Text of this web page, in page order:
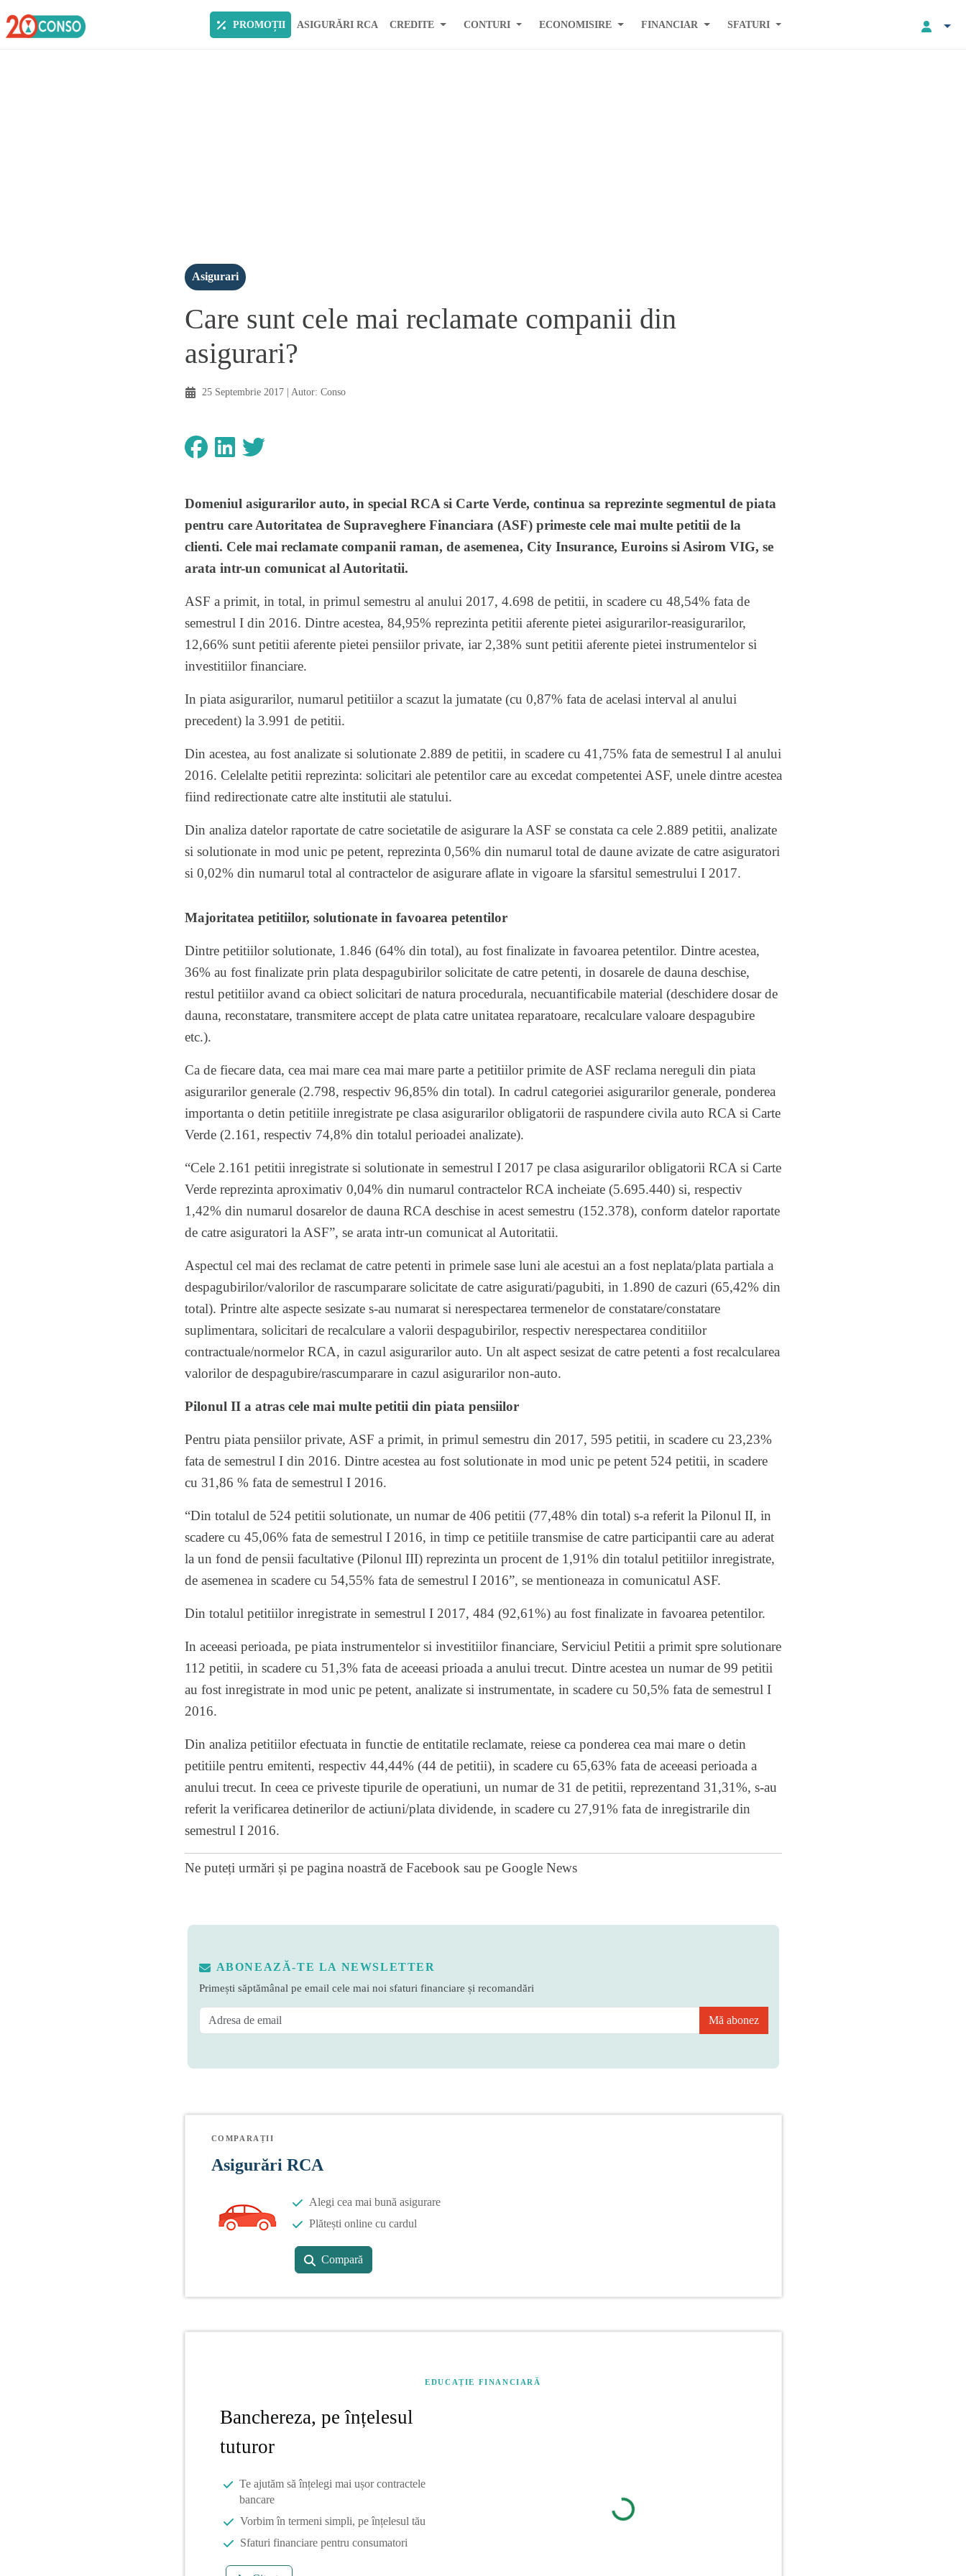
PROMOȚII ASIGURĂRI RCA CREDITE CONTURI ECONOMISIRE FINANCIAR SFATURI
Asigurari
Care sunt cele mai reclamate companii din
asigurari?
25 Septembrie 2017| Autor: Conso
Domeniul asigurarilor auto, in special RCA si Carte Verde, continua sa reprezinte segmentul de piata
pentru care Autoritatea de Supraveghere Financiara (ASF) primeste cele mai multe petitii de la
clienti. Cele mai reclamate companii raman, de asemenea, City Insurance, Euroins si Asirom VIG, se
arata intr-un comunicat al Autoritatii.
ASF a primit, in total, in primul semestru al anului 2017, 4.698 de petitii, in scadere cu 48,54% fata de
semestrul I din 2016. Dintre acestea, 84,95% reprezinta petitii aferente pietei asigurarilor-reasigurarilor,
12,66% sunt petitii aferente pietei pensiilor private, iar 2,38% sunt petitii aferente pietei instrumentelor si
investitiilor financiare.
In piata asigurarilor, numarul petitiilor a scazut la jumatate (cu 0,87% fata de acelasi interval al anului
precedent) la 3.991 de petitii.
Din acestea, au fost analizate si solutionate 2.889 de petitii, in scadere cu 41,75% fata de semestrul I al anului
2016. Celelalte petitii reprezinta: solicitari ale petentilor care au excedat competentei ASF, unele dintre acestea
fiind redirectionate catre alte institutii ale statului.
Din analiza datelor raportate de catre societatile de asigurare la ASF se constata ca cele 2.889 petitii, analizate
si solutionate in mod unic pe petent, reprezinta 0,56% din numarul total de daune avizate de catre asiguratori
si 0,02% din numarul total al contractelor de asigurare aflate in vigoare la sfarsitul semestrului I 2017.
Majoritatea petitiilor, solutionate in favoarea petentilor
Dintre petitiilor solutionate, 1.846 (64% din total), au fost finalizate in favoarea petentilor. Dintre acestea,
36% au fost finalizate prin plata despagubirilor solicitate de catre petenti, in dosarele de dauna deschise,
restul petitiilor avand ca obiect solicitari de natura procedurala, necuantificabile material (deschidere dosar de
dauna, reconstatare, transmitere accept de plata catre unitatea reparatoare, recalculare valoare despagubire
etc.).
Ca de fiecare data, cea mai mare cea mai mare parte a petitiilor primite de ASF reclama nereguli din piata
asigurarilor generale (2.798, respectiv 96,85% din total). In cadrul categoriei asigurarilor generale, ponderea
importanta o detin petitiile inregistrate pe clasa asigurarilor obligatorii de raspundere civila auto RCA si Carte
Verde (2.161, respectiv 74,8% din totalul perioadei analizate).
“Cele 2.161 petitii inregistrate si solutionate in semestrul I 2017 pe clasa asigurarilor obligatorii RCA si Carte
Verde reprezinta aproximativ 0,04% din numarul contractelor RCA incheiate (5.695.440) si, respectiv
1,42% din numarul dosarelor de dauna RCA deschise in acest semestru (152.378), conform datelor raportate
de catre asiguratori la ASF”, se arata intr-un comunicat al Autoritatii.
Aspectul cel mai des reclamat de catre petenti in primele sase luni ale acestui an a fost neplata/plata partiala a
despagubirilor/valorilor de rascumparare solicitate de catre asigurati/pagubiti, in 1.890 de cazuri (65,42% din
total). Printre alte aspecte sesizate s-au numarat si nerespectarea termenelor de constatare/constatare
suplimentara, solicitari de recalculare a valorii despagubirilor, respectiv nerespectarea conditiilor
contractuale/normelor RCA, in cazul asigurarilor auto. Un alt aspect sesizat de catre petenti a fost recalcularea
valorilor de despagubire/rascumparare in cazul asigurarilor non-auto.
Pilonul II a atras cele mai multe petitii din piata pensiilor
Pentru piata pensiilor private, ASF a primit, in primul semestru din 2017, 595 petitii, in scadere cu 23,23%
fata de semestrul I din 2016. Dintre acestea au fost solutionate in mod unic pe petent 524 petitii, in scadere
cu 31,86 % fata de semestrul I 2016.
“Din totalul de 524 petitii solutionate, un numar de 406 petitii (77,48% din total) s-a referit la Pilonul II, in
scadere cu 45,06% fata de semestrul I 2016, in timp ce petitiile transmise de catre participantii care au aderat
la un fond de pensii facultative (Pilonul III) reprezinta un procent de 1,91% din totalul petitiilor inregistrate,
de asemenea in scadere cu 54,55% fata de semestrul I 2016”, se mentioneaza in comunicatul ASF.
Din totalul petitiilor inregistrate in semestrul I 2017, 484 (92,61%) au fost finalizate in favoarea petentilor.
In aceeasi perioada, pe piata instrumentelor si investitiilor financiare, Serviciul Petitii a primit spre solutionare
112 petitii, in scadere cu 51,3% fata de aceeasi prioada a anului trecut. Dintre acestea un numar de 99 petitii
au fost inregistrate in mod unic pe petent, analizate si instrumentate, in scadere cu 50,5% fata de semestrul I
2016.
Din analiza petitiilor efectuata in functie de entitatile reclamate, reiese ca ponderea cea mai mare o detin
petitiile pentru emitenti, respectiv 44,44% (44 de petitii), in scadere cu 65,63% fata de aceeasi perioada a
anului trecut. In ceea ce priveste tipurile de operatiuni, un numar de 31 de petitii, reprezentand 31,31%, s-au
referit la verificarea detinerilor de actiuni/plata dividende, in scadere cu 27,91% fata de inregistrarile din
semestrul I 2016.
Ne puteți urmări și pe pagina noastră de Facebook sau pe Google News
ABONEAZĂ-TE LA NEWSLETTER
Primești săptămânal pe email cele mai noi sfaturi financiare și recomandări
Mă abonez
COMPARAȚII
Asigurări RCA
Alegi cea mai bună asigurare
Plătești online cu cardul
Compară
EDUCAȚIE FINANCIARĂ
Banchereza, pe înțelesul
tuturor
Te ajutăm să înțelegi mai ușor contractele
bancare
Vorbim în termeni simpli, pe înțelesul tău
Sfaturi financiare pentru consumatori